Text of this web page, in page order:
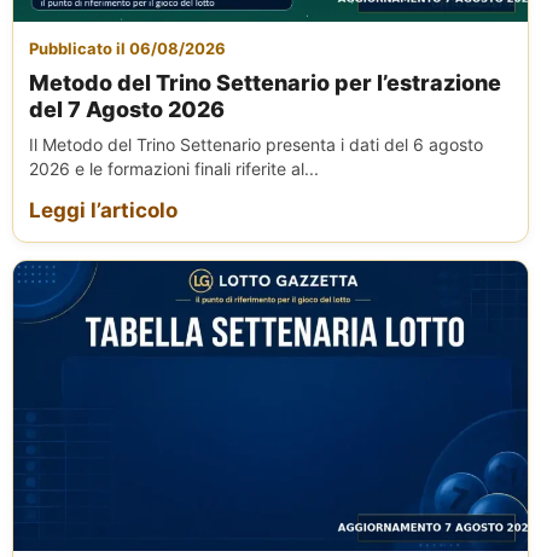
Pubblicato il 06/08/2026
Metodo del Trino Settenario per l’estrazione
del 7 Agosto 2026
Il Metodo del Trino Settenario presenta i dati del 6 agosto
2026 e le formazioni finali riferite al...
Leggi l’articolo